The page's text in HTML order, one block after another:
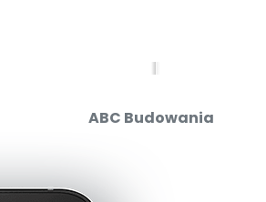
ABC Budowania